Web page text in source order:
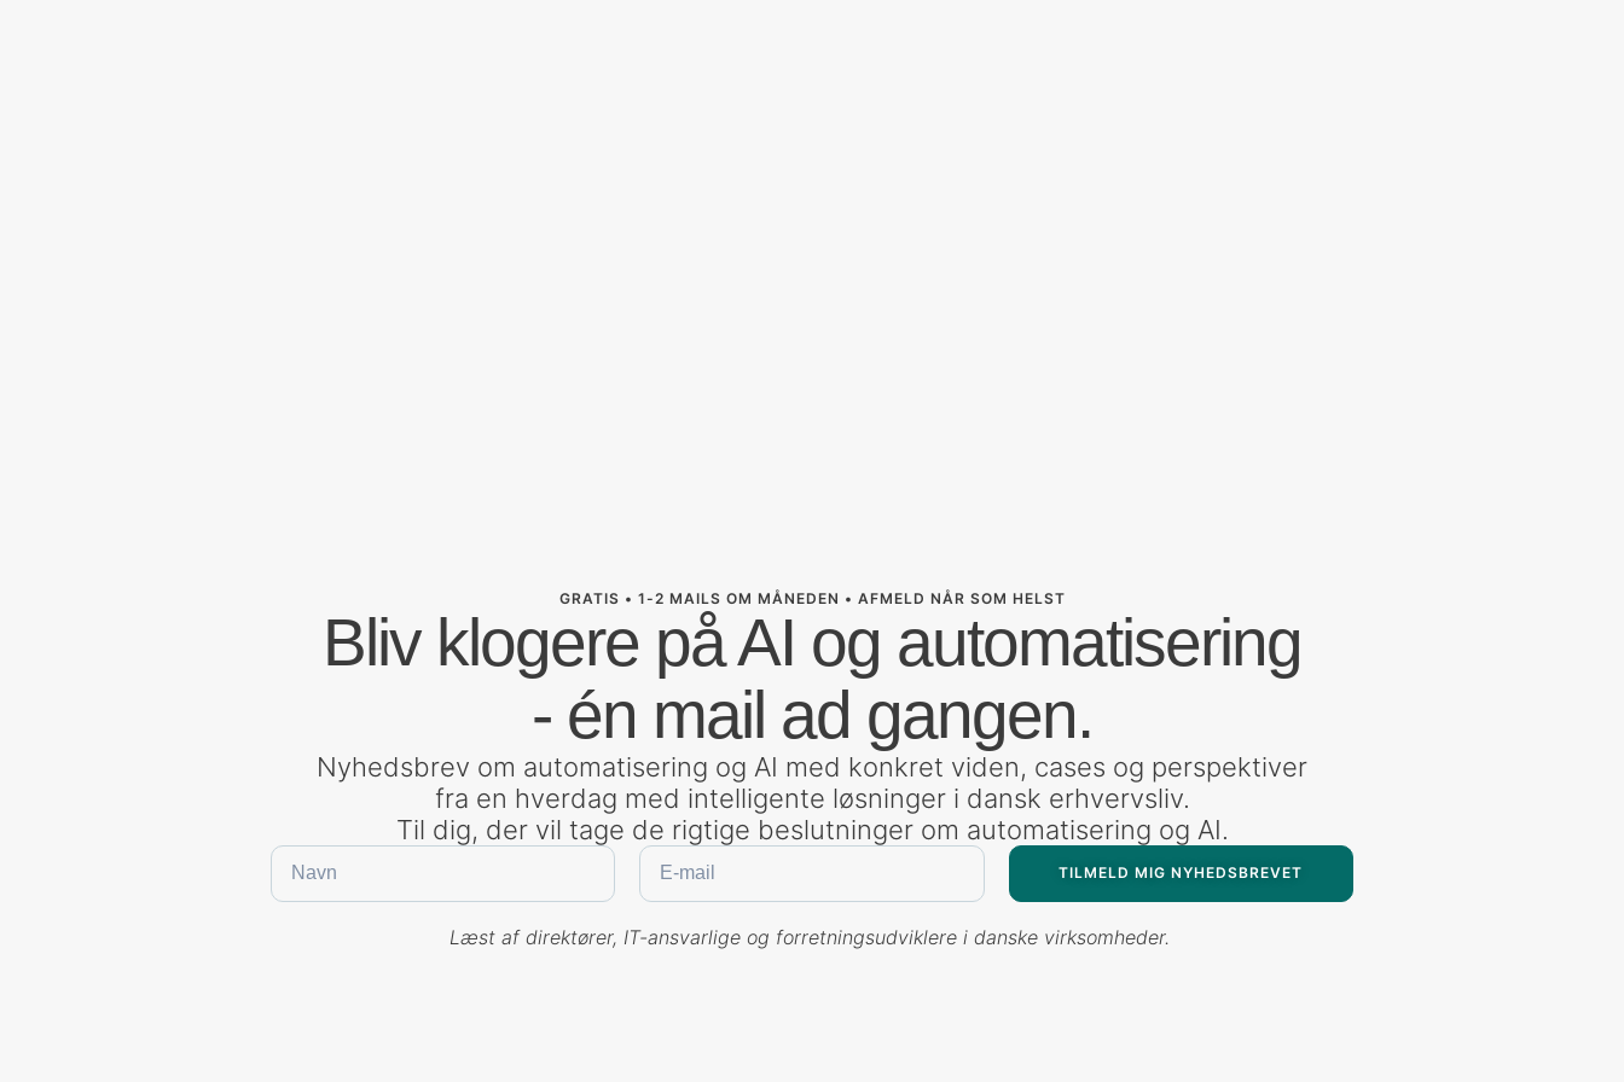
GRATIS • 1-2 MAILS OM MÅNEDEN • AFMELD NÅR SOM HELST
Bliv klogere på AI og automatisering
- én mail ad gangen.
Nyhedsbrev om automatisering og AI med konkret viden, cases og perspektiver
fra en hverdag med intelligente løsninger i dansk erhvervsliv.
Til dig, der vil tage de rigtige beslutninger om automatisering og AI.
TILMELD MIG NYHEDSBREVET
Læst af direktører, IT-ansvarlige og forretningsudviklere i danske virksomheder.